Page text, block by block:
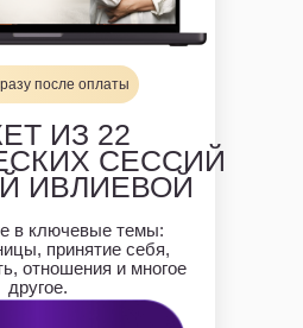
ИЗ 22
СЕССИЙ
ИВЛИЕВОЙ
в ключевые темы:
принятие себя,
отношения и многое
другое.
после оплаты